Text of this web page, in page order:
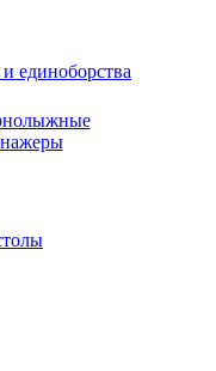
единоборства